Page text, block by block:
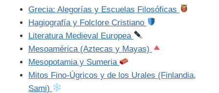
Grecia: Alegorías y Escuelas Filosóficas
Hagiografía y Folclore Cristiano
Literatura Medieval Europea
Mesoamérica (Aztecas y Mayas)
Mesopotamia y Sumeria
Mitos Fino-Úgricos y de los Urales (Finlandia,
Sami)